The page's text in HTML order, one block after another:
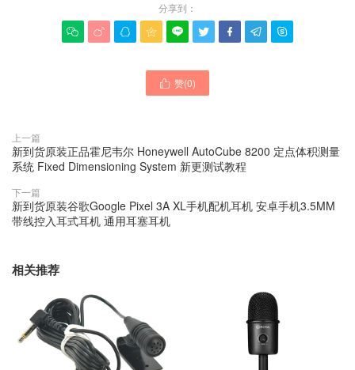
分享到：
        
 赞(0)
上一篇
新到货原装正品霍尼韦尔 Honeywell AutoCube 8200 定点体积测量
系统 Fixed Dimensioning System 新更测试教程
下一篇
新到货原装谷歌Google Pixel 3A XL手机配机耳机 安卓手机3.5MM
带线控入耳式耳机 通用耳塞耳机
相关推荐